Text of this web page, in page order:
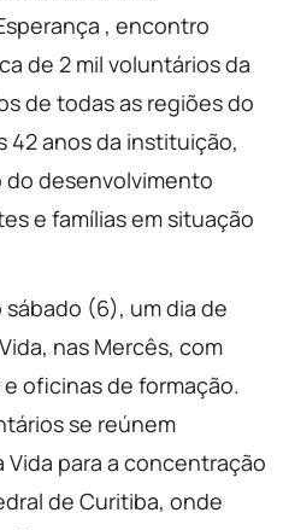
, encontro
de 2 mil voluntários da
de todas as regiões do
42 anos da instituição,
desenvolvimento
e famílias em situação
(6), um dia de
nas Mercês, com
oficinas de formação.
se reúnem
para a concentração
de Curitiba, onde